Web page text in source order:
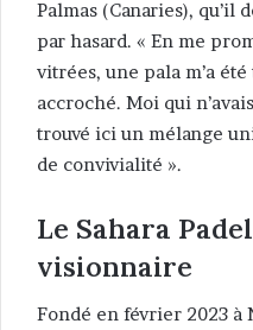
Palmas (Canaries), qu’il
par hasard. « En me
vitrées, une pala m’a
accroché. Moi qui
trouvé ici un mélange
de convivialité ».
Le Sahara
visionnaire
Fondé en février 2023 à